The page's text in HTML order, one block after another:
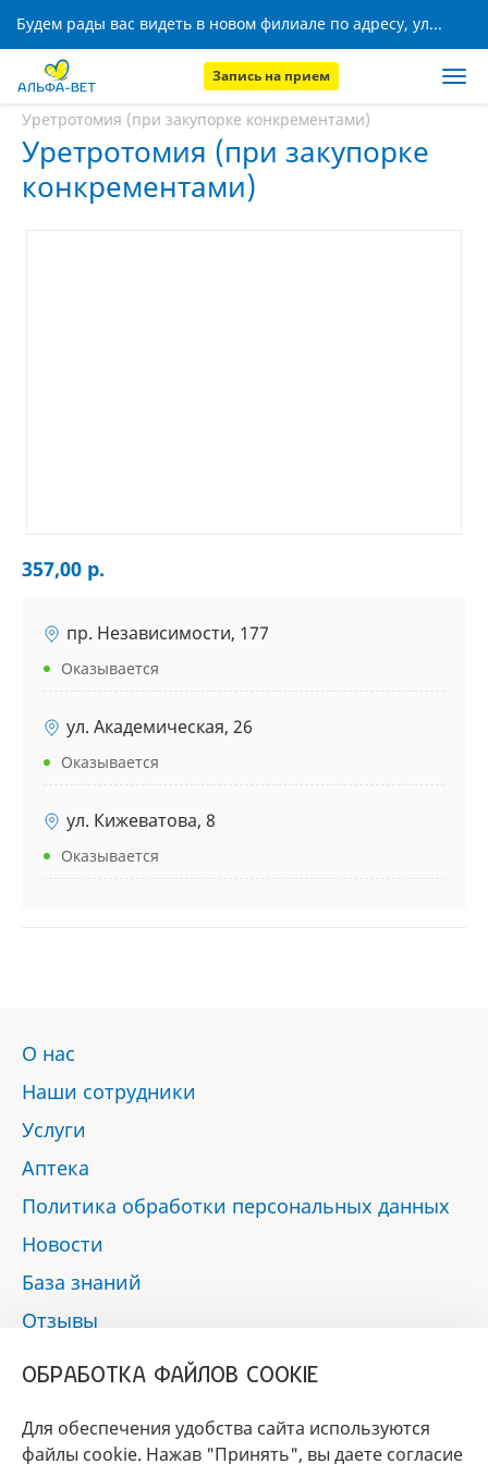
Будем рады вас видеть в новом филиале по адресу, ул. Кижеватова, 8!
Запись на прием
Главная
Уретротомия (при закупорке конкрементами)
Уретротомия (при закупорке
конкрементами)
357,00 р.
пр. Независимости, 177
Оказывается
ул. Академическая, 26
Оказывается
ул. Кижеватова, 8
Оказывается
О нас
Наши сотрудники
Услуги
Аптека
Политика обработки персональных данных
Новости
База знаний
Отзывы
ОБРАБОТКА ФАЙЛОВ COOKIE
Для обеспечения удобства сайта используются
файлы cookie. Нажав "Принять", вы даете согласие